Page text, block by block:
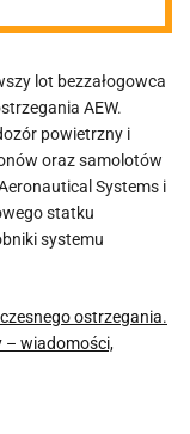
lot bezzałogowca
AEW.
powietrzny i
oraz samolotów
Systems i
statku
systemu
ostrzegania.
– wiadomości,